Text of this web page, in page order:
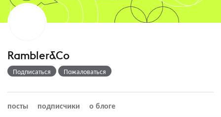
Rambler&Co
Подписаться Пожаловаться
посты подписчики о блоге